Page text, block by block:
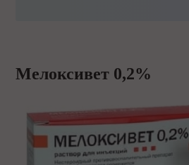
Мелоксивет 0,2%